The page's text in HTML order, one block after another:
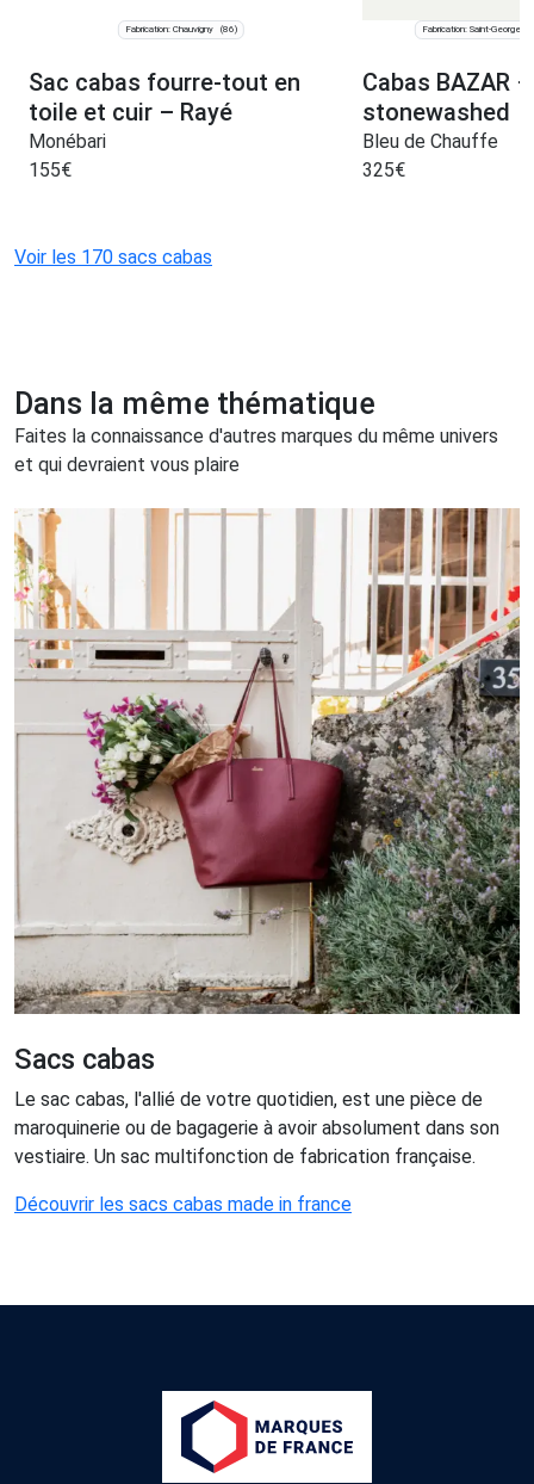
Fabrication: Chauvigny (86)
Sac cabas fourre-tout en
toile et cuir – Rayé
Monébari
155€
Fabrication: Saint-
Cabas BAZAR
stonewashed
Bleu de Chauffe
325€
Voir les 170 sacs cabas
Dans la même thématique
Faites la connaissance d'autres marques du même univers
et qui devraient vous plaire
Sacs cabas
Le sac cabas, l'allié de votre quotidien, est une pièce de
maroquinerie ou de bagagerie à avoir absolument dans son
vestiaire. Un sac multifonction de fabrication française.
Découvrir les sacs cabas made in france